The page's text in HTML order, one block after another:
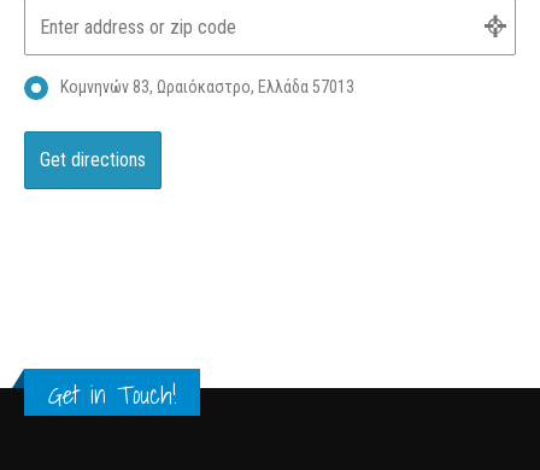
Κομνηνών 83, Ωραιόκαστρο, Ελλάδα 57013
Get in Touch!